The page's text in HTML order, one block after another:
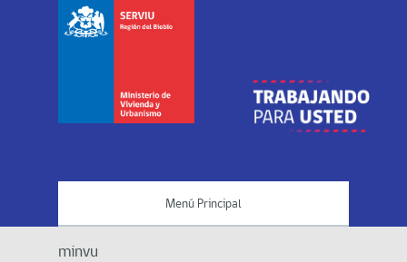
Menú Principal
minvu